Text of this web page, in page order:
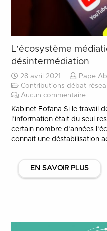
L’écosystème
désintermédiation
28 avril 2021
Pape
Contributions débat
Aucun commentaire
Kabinet Fofana Si le travail
l’information était du seul
certain nombre d’années
connait une déstabilisation
EN SAVOIR PLUS